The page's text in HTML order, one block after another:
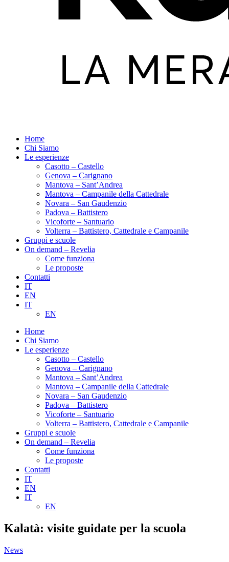
Home
Chi Siamo
Le esperienze
Casotto – Castello
Genova – Carignano
Mantova – Sant’Andrea
Mantova – Campanile della Cattedrale
Novara – San Gaudenzio
Padova – Battistero
Vicoforte – Santuario
Volterra – Battistero, Cattedrale e Campanile
Gruppi e scuole
On demand – Revelia
Come funziona
Le proposte
Contatti
IT
EN
IT
EN
Home
Chi Siamo
Le esperienze
Casotto – Castello
Genova – Carignano
Mantova – Sant’Andrea
Mantova – Campanile della Cattedrale
Novara – San Gaudenzio
Padova – Battistero
Vicoforte – Santuario
Volterra – Battistero, Cattedrale e Campanile
Gruppi e scuole
On demand – Revelia
Come funziona
Le proposte
Contatti
IT
EN
IT
EN
Kalatà: visite guidate per la scuola
News